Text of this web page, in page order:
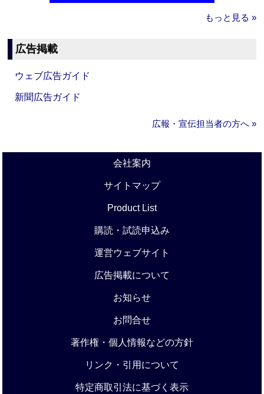
もっと見る »
広告掲載
ウェブ広告ガイド
新聞広告ガイド
広報・宣伝担当者の方へ »
会社案内
サイトマップ
Product List
購読・試読申込み
運営ウェブサイト
広告掲載について
お知らせ
お問合せ
著作権・個人情報などの方針
リンク・引用について
特定商取引法に基づく表示